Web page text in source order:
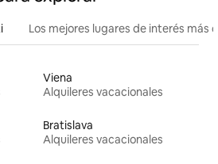
Los mejores lugares de interés más
Viena
Alquileres vacacionales
Bratislava
Alquileres vacacionales